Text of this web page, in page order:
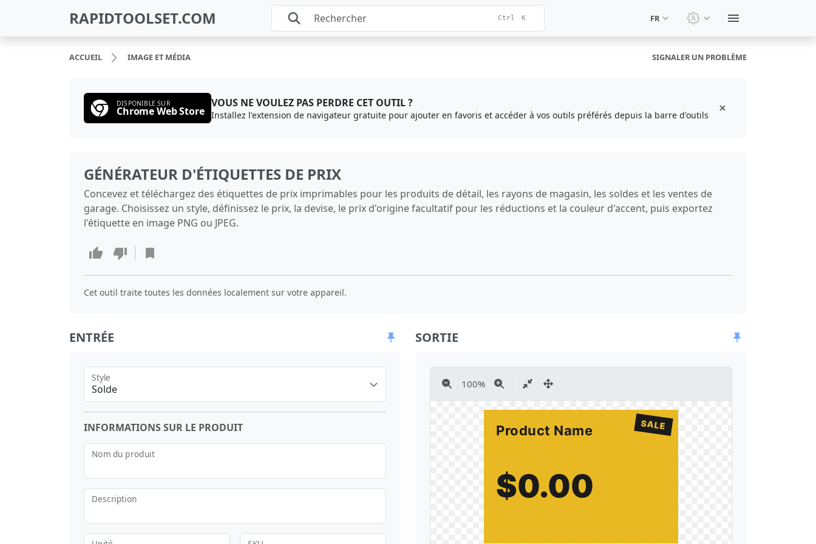
RAPIDTOOLSET.COM Ctrl K FR Changer le thème:
ACCUEIL IMAGE ET MÉDIA SIGNALER UN PROBLÈME
DISPONIBLE SUR
Chrome Web Store
VOUS NE VOULEZ PAS PERDRE CET OUTIL ?
Installez l'extension de navigateur gratuite pour ajouter en favoris et accéder à vos outils préférés depuis la barre d'outils
GÉNÉRATEUR D'ÉTIQUETTES DE PRIX
Concevez et téléchargez des étiquettes de prix imprimables pour les produits de détail, les rayons de magasin, les soldes et les ventes de
garage. Choisissez un style, définissez le prix, la devise, le prix d'origine facultatif pour les réductions et la couleur d'accent, puis exportez
l'étiquette en image PNG ou JPEG.
Cet outil traite toutes les données localement sur votre appareil.
ENTRÉE
Solde
Style
INFORMATIONS SUR LE PRODUIT
Nom du produit
Description
SORTIE
100%
SALE
Product Name
$0.00